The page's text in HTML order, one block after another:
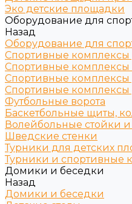
Эко детские площадки
Оборудование для
Назад
Оборудование для
Спортивные комплексы
Спортивные комплексы
Спортивные комплексы
Спортивные комплексы
Футбольные ворота
Баскетбольные щиты,
Волейбольные стойки и
Шведские стенки
Турники для детских
Турники и спортивные
Домики и беседки
Назад
Домики и беседки